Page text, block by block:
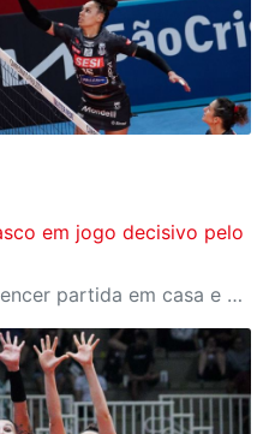
em jogo decisivo pelo
Equipe bauruense precisa vencer partida em casa e bater o rival no golden set para conquistar tricampeonato